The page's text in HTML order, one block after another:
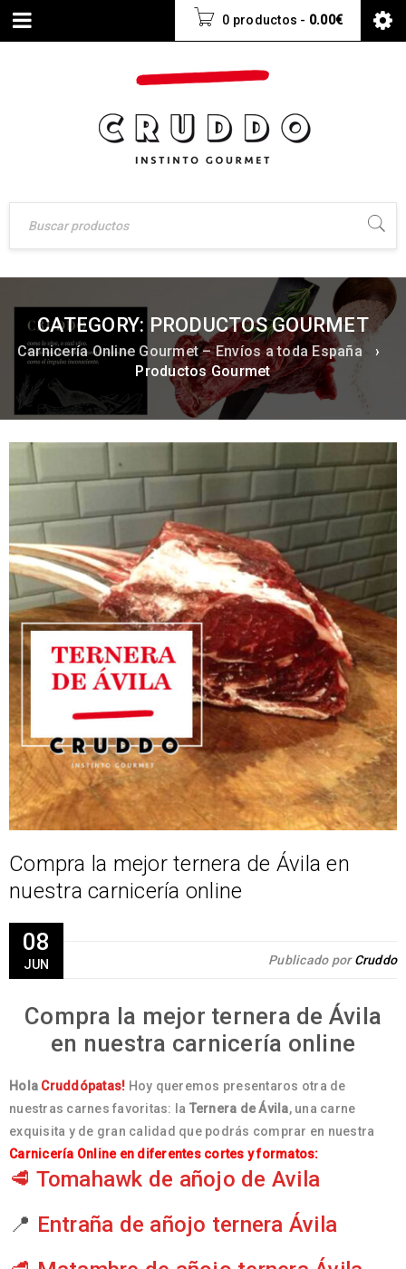
0 productos - 0.00€
CATEGORY: PRODUCTOS GOURMET
Carnicería Online Gourmet – Envíos a toda España
›
Productos Gourmet
Compra la mejor ternera de Ávila en
nuestra carnicería online
08
JUN Publicado porCruddo
Compra la mejor ternera de Ávila
en nuestra carnicería online
Hola Cruddópatas! Hoy queremos presentaros otra de
nuestras carnes favoritas: la Ternera de Ávila, una carne
exquisita y de gran calidad que podrás comprar en nuestra
Carnicería Online en diferentes cortes y formatos:
🥩 Tomahawk de añojo de Avila
📍 Entraña de añojo ternera Ávila